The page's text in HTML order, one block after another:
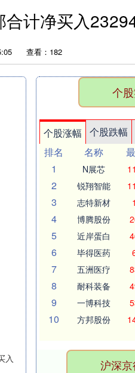
计净买入
查看：182
入
个
个股涨幅 个股跌幅
排名
名称
1
N展芯
2 锐翔智能
3 志特新材
4 博腾股份
5 近岸蛋白
6 毕得医药
7 五洲医疗
8 耐科装备
9 一博科技
10 方邦股份
沪深